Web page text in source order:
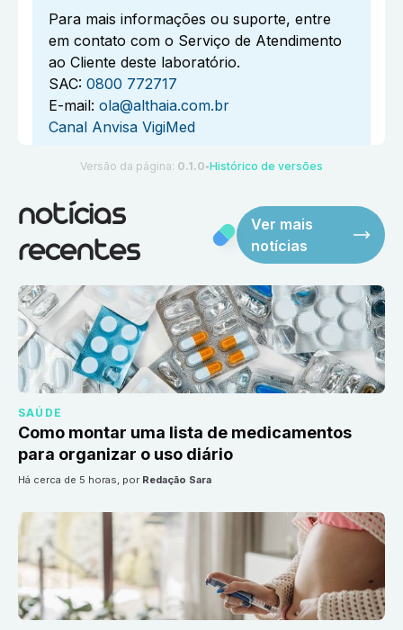
Para mais informações ou suporte, entre
em contato com o Serviço de Atendimento
ao Cliente deste laboratório.
SAC: 0800 772717
E-mail: ola@althaia.com.br
Canal Anvisa VigiMed
Versão da página: 0.1.0 ●Histórico de versões
notícias
recentes
Ver mais
notícias
SAÚDE
Como montar uma lista de medicamentos
para organizar o uso diário
há cerca de 5 horas, por Redação Sara